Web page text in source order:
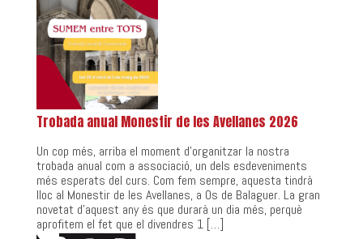
Trobada anual Monestir de les Avellanes 2026
Un cop més, arriba el moment d’organitzar la nostra
trobada anual com a associació, un dels esdeveniments
més esperats del curs. Com fem sempre, aquesta tindrà
lloc al Monestir de les Avellanes, a Os de Balaguer. La gran
novetat d’aquest any és que durarà un dia més, perquè
aprofitem el fet que el divendres 1 […]